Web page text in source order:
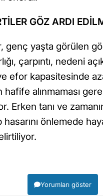
GÖZ ARDI
genç yaşta görülen
çarpıntı, nedeni
efor kapasitesinde
hafife alınmaması
Erken tanı ve
hasarını önlemede
Yorumları göster